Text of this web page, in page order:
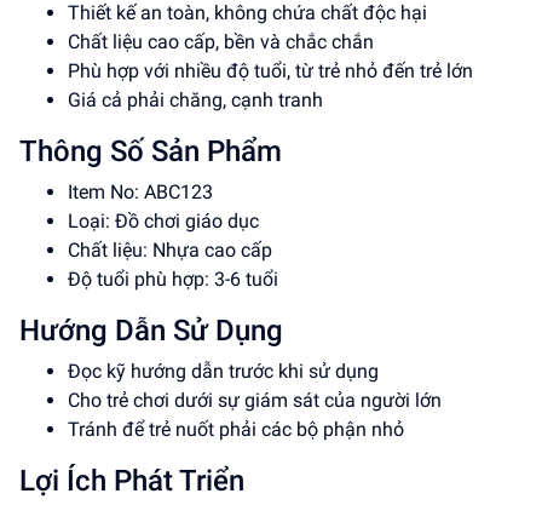
Thiết kế an toàn, không chứa chất độc hại
Chất liệu cao cấp, bền và chắc chắn
Phù hợp với nhiều độ tuổi, từ trẻ nhỏ đến trẻ lớn
Giá cả phải chăng, cạnh tranh
Thông Số Sản Phẩm
Item No: ABC123
Loại: Đồ chơi giáo dục
Chất liệu: Nhựa cao cấp
Độ tuổi phù hợp: 3-6 tuổi
Hướng Dẫn Sử Dụng
Đọc kỹ hướng dẫn trước khi sử dụng
Cho trẻ chơi dưới sự giám sát của người lớn
Tránh để trẻ nuốt phải các bộ phận nhỏ
Lợi Ích Phát Triển